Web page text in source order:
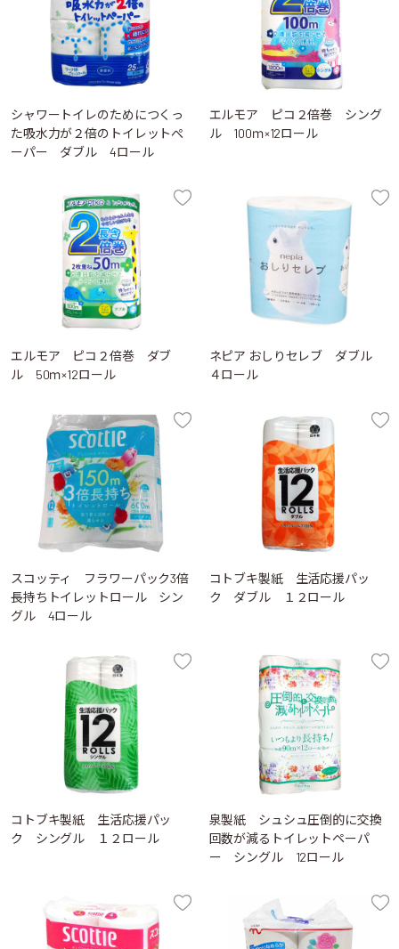
シャワートイレのためにつくっ
た吸水力が２倍のトイレットぺ
ーパー ダブル 4ロール
エルモア ピコ２倍巻 シング
ル 100ｍ×12ロール
エルモア ピコ２倍巻 ダブ
ル 50ｍ×12ロール
ネピア おしりセレブ ダブル
４ロール
スコッティ フラワーパック3倍
長持ちトイレットロール シン
グル 4ロール
コトブキ製紙 生活応援パッ
ク ダブル １２ロール
コトブキ製紙 生活応援パッ
ク シングル １２ロール
泉製紙 シュシュ圧倒的に交換
回数が減るトイレットペーパ
ー シングル 12ロール